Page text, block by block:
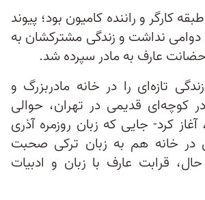
کارگر و راننده‌ کامیون بود؛ پیوند
دوامی نداشت و زندگی مشترکشان به
عارف به مادر سپرده شد.
تازه‌ای را در خانه‌ مادربزرگ و
کوچه‌ای قدیمی در تهران، حوالی
آغاز کرد- جایی که زبان روزمره آذری
در خانه هم به زبان ترکی صحبت
قرابت عارف با زبان و ادبیات